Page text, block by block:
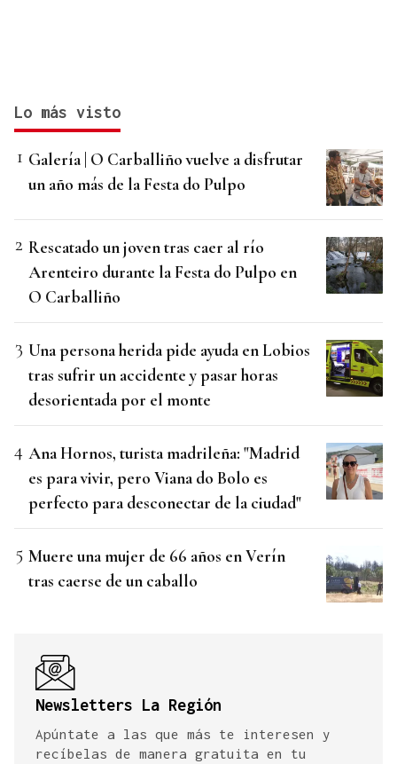
Lo más visto
Galería | O Carballiño vuelve a disfrutar
un año más de la Festa do Pulpo
Rescatado un joven tras caer al río
Arenteiro durante la Festa do Pulpo en
O Carballiño
Una persona herida pide ayuda en Lobios
tras sufrir un accidente y pasar horas
desorientada por el monte
Ana Hornos, turista madrileña: "Madrid
es para vivir, pero Viana do Bolo es
perfecto para desconectar de la ciudad"
Muere una mujer de 66 años en Verín
tras caerse de un caballo
Newsletters La Región
Apúntate a las que más te interesen y
recíbelas de manera gratuita en tu